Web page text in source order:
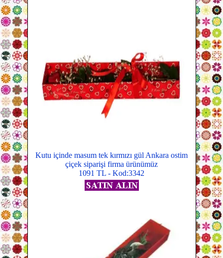
Kutu içinde masum tek kırmızı gül Ankara ostim
çiçek siparişi firma ürünümüz
1091 TL - Kod:3342